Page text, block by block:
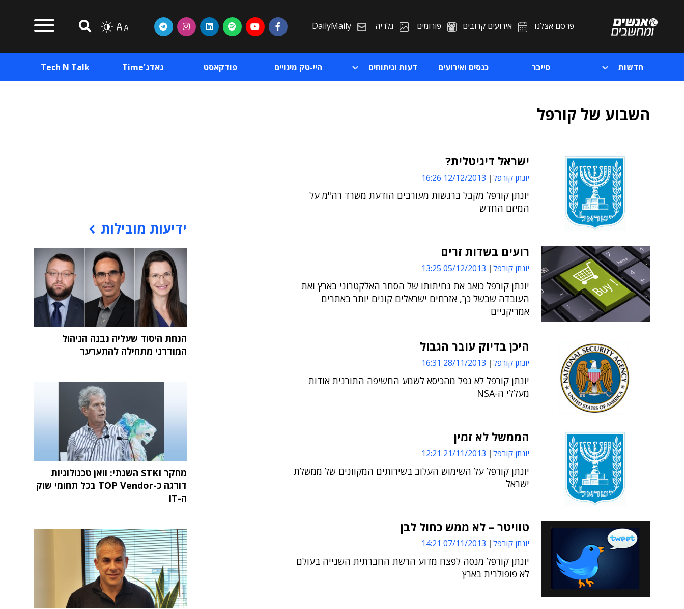
פרסם אצלנו אירועים קרובים פורומים גלריה DailyMaily
חדשות סייבר כנסים ואירועים דעות וניתוחים היי-טק מינויים פודקאסט גאדג'Time Tech N Talk
השבוע של קורפל
ישראל דיגיטלית?
יונתן קורפל 12/12/2013 16:26
יונתן קורפל מקבל ברגשות מעורבים הודעת משרד רה"מ על
המיזם החדש
רועים בשדות זרים
יונתן קורפל 05/12/2013 13:25
יונתן קורפל כואב את נחיתותו של הסחר האלקטרוני בארץ ואת
העובדה שבשל כך, אזרחים ישראלים קונים יותר באתרים
אמריקניים
היכן בדיוק עובר הגבול
יונתן קורפל 28/11/2013 16:31
יונתן קורפל לא נפל מהכיסא לשמע החשיפה התורנית אודות
מעללי ה-NSA
הממשל לא זמין
יונתן קורפל 21/11/2013 12:21
יונתן קורפל על השימוש העלוב בשירותים המקוונים של ממשלת
ישראל
טוויטר – לא ממש כחול לבן
יונתן קורפל 07/11/2013 14:21
יונתן קורפל מנסה לפצח מדוע הרשת החברתית השנייה בעולם
לא פופולרית בארץ
ידיעות מובילות
הנחת היסוד שעליה נבנה הניהול
המודרני מתחילה להתערער
מחקר STKI השנתי: וואן טכנולוגיות
דורגה כ-TOP Vendor בכל תחומי שוק
ה-IT